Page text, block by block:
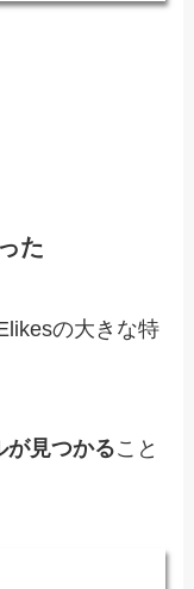
た
の大きな特
が見つかること